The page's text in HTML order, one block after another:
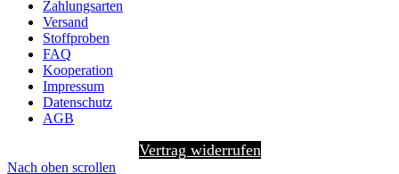
Zahlungsarten
Versand
Stoffproben
FAQ
Kooperation
Impressum
Datenschutz
AGB
Vertrag widerrufen
Nach oben scrollen